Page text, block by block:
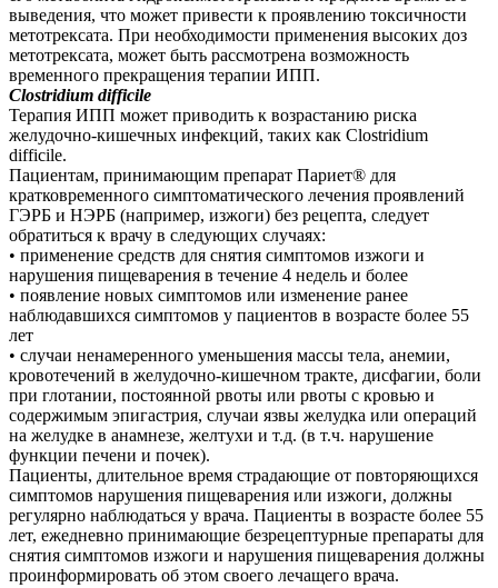
выведения, что может привести к проявлению токсичности
метотрексата. При необходимости применения высоких доз
метотрексата, может быть рассмотрена возможность
временного прекращения терапии ИПП.
Clostridium difficile
Терапия ИПП может приводить к возрастанию риска
желудочно-кишечных инфекций, таких как Clostridium
difficile.
Пациентам, принимающим препарат Париет® для
кратковременного симптоматического лечения проявлений
ГЭРБ и НЭРБ (например, изжоги) без рецепта, следует
обратиться к врачу в следующих случаях:
• применение средств для снятия симптомов изжоги и
нарушения пищеварения в течение 4 недель и более
• появление новых симптомов или изменение ранее
наблюдавшихся симптомов у пациентов в возрасте более 55
лет
• случаи ненамеренного уменьшения массы тела, анемии,
кровотечений в желудочно-кишечном тракте, дисфагии, боли
при глотании, постоянной рвоты или рвоты с кровью и
содержимым эпигастрия, случаи язвы желудка или операций
на желудке в анамнезе, желтухи и т.д. (в т.ч. нарушение
функции печени и почек).
Пациенты, длительное время страдающие от повторяющихся
симптомов нарушения пищеварения или изжоги, должны
регулярно наблюдаться у врача. Пациенты в возрасте более 55
лет, ежедневно принимающие безрецептурные препараты для
снятия симптомов изжоги и нарушения пищеварения должны
проинформировать об этом своего лечащего врача.